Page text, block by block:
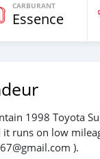
CARBURANT
Essence
1998 Toyota
it runs on low
).